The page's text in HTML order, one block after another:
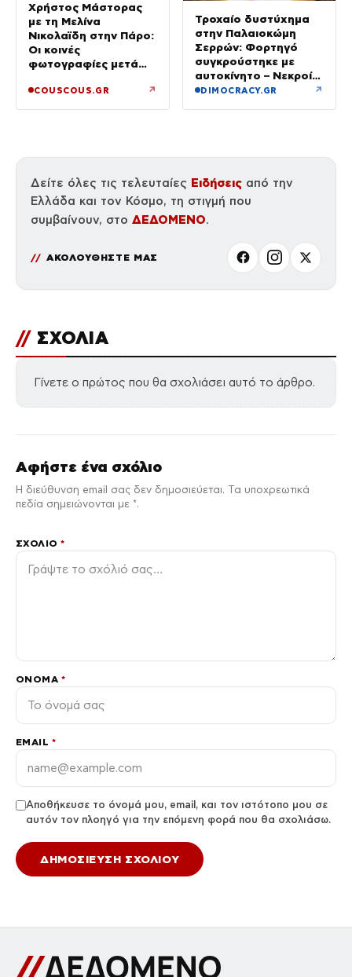
Χρήστος Μάστορας
με τη Μελίνα
Νικολαϊδη στην Πάρο:
Οι κοινές
φωτογραφίες μετά
τη Γαρυφαλιά
COUSCOUS.GR ↗
Τροχαίο δυστύχημα
στην Παλαιοκώμη
Σερρών: Φορτηγό
συγκρούστηκε με
αυτοκίνητο – Νεκροί
οι επιβάτες του ΙΧ
DIMOCRACY.GR ↗
Δείτε όλες τις τελευταίες Ειδήσεις από την
Ελλάδα και τον Κόσμο, τη στιγμή που
συμβαίνουν, στο ΔΕΔΟΜΕΝΟ.
ΑΚΟΛΟΥΘΗΣΤΕ ΜΑΣ
// ΣΧΟΛΙΑ
Γίνετε ο πρώτος που θα σχολιάσει αυτό το άρθρο.
Αφήστε ένα σχόλιο
Η διεύθυνση email σας δεν δημοσιεύεται. Τα υποχρεωτικά
πεδία σημειώνονται με *.
ΣΧΌΛΙΟ*
ΌΝΟΜΑ *
EMAIL *
Αποθήκευσε το όνομά μου, email, και τον ιστότοπο μου σε
αυτόν τον πλοηγό για την επόμενη φορά που θα σχολιάσω.